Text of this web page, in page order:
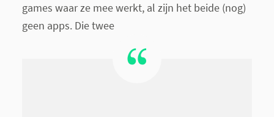
games waar ze mee werkt, al zijn het beide (nog)
geen apps. Die twee